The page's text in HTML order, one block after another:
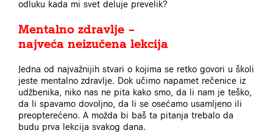
odluku kada mi svet deluje prevelik?
Mentalno zdravlje –
najveća neizučena lekcija
Jedna od najvažnijih stvari o kojima se retko govori u školi
jeste mentalno zdravlje. Dok učimo napamet rečenice iz
udžbenika, niko nas ne pita kako smo, da li nam je teško,
da li spavamo dovoljno, da li se osećamo usamljeno ili
preopterećeno. A možda bi baš ta pitanja trebalo da
budu prva lekcija svakog dana.